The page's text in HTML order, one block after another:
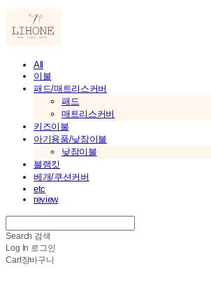
All
이불
패드/매트리스커버
패드
매트리스커버
키즈이불
아기용품/낮잠이불
낮잠이불
블랭킷
베개/쿠션커버
etc
review
Search 검색
Log In 로그인
Cart장바구니